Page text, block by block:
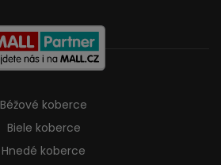
Béžové koberce
Biele koberce
Hnedé koberce